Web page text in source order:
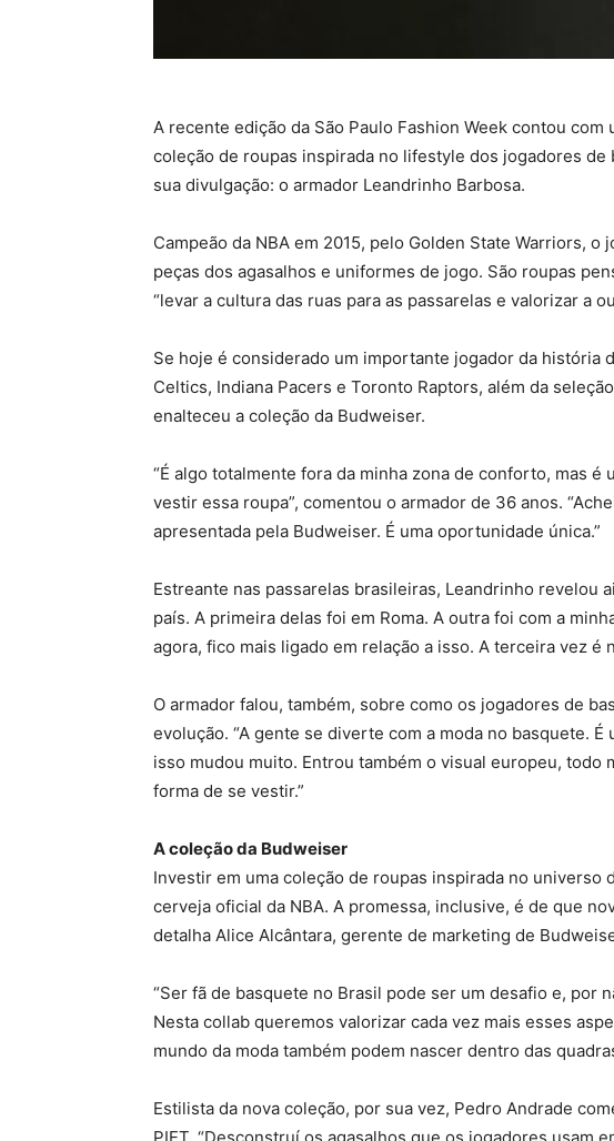
A recente edição da São Paulo Fashion Week contou
coleção de roupas inspirada no lifestyle dos jogadores
sua divulgação: o armador Leandrinho Barbosa.
Campeão da NBA em 2015, pelo Golden State Warriors,
peças dos agasalhos e uniformes de jogo. São roupas
“levar a cultura das ruas para as passarelas e valorizar a
Se hoje é considerado um importante jogador da história
Celtics, Indiana Pacers e Toronto Raptors, além da
enalteceu a coleção da Budweiser.
“É algo totalmente fora da minha zona de conforto, mas
vestir essa roupa”, comentou o armador de 36 anos.
apresentada pela Budweiser. É uma oportunidade única.”
Estreante nas passarelas brasileiras, Leandrinho revelou
país. A primeira delas foi em Roma. A outra foi com a
agora, fico mais ligado em relação a isso. A terceira vez
O armador falou, também, sobre como os jogadores de
evolução. “A gente se diverte com a moda no basquete.
isso mudou muito. Entrou também o visual europeu, todo
forma de se vestir.”
A coleção da Budweiser
Investir em uma coleção de roupas inspirada no universo
cerveja oficial da NBA. A promessa, inclusive, é de que
detalha Alice Alcântara, gerente de marketing de
“Ser fã de basquete no Brasil pode ser um desafio e, por
Nesta collab queremos valorizar cada vez mais esses
mundo da moda também podem nascer dentro das
Estilista da nova coleção, por sua vez, Pedro Andrade